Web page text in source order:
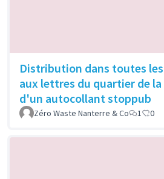
Distribution dans toutes
aux lettres du quartier de la
d'un autocollant stoppub
Zéro Waste Nanterre & Co 1 0